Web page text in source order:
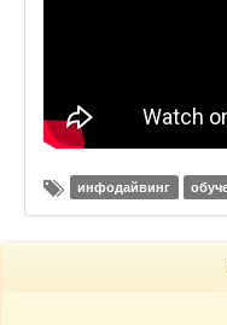
инфодайвинг